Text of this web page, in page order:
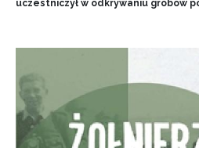
uczestniczył w odkrywaniu grobów